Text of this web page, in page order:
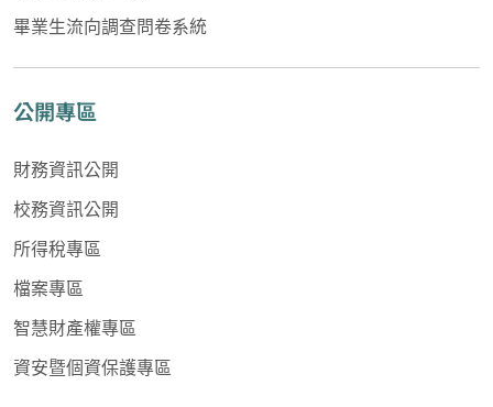
畢業生流向調查問卷系統
公開專區
財務資訊公開
校務資訊公開
所得稅專區
檔案專區
智慧財產權專區
資安暨個資保護專區